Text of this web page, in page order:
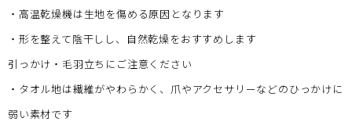
・高温乾燥機は生地を傷める原因となります
・形を整えて陰干しし、自然乾燥をおすすめします
引っかけ・毛羽立ちにご注意ください
・タオル地は繊維がやわらかく、爪やアクセサリーなどのひっかけに
弱い素材です